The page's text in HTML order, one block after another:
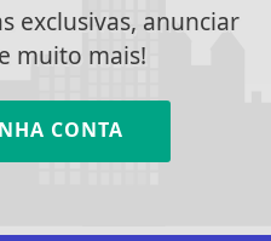
exclusivas, anunciar
muito mais!
CONTA